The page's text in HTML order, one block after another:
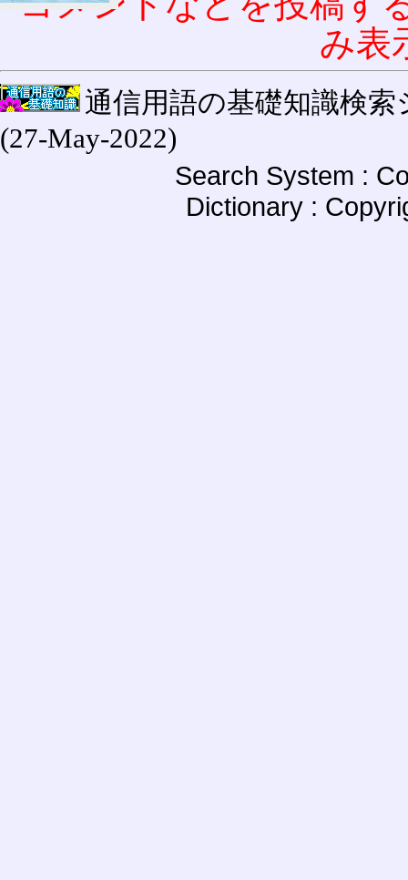
み表
通信用語の基礎知識検索
(27-May-2022)
Search System :
Dictionary :